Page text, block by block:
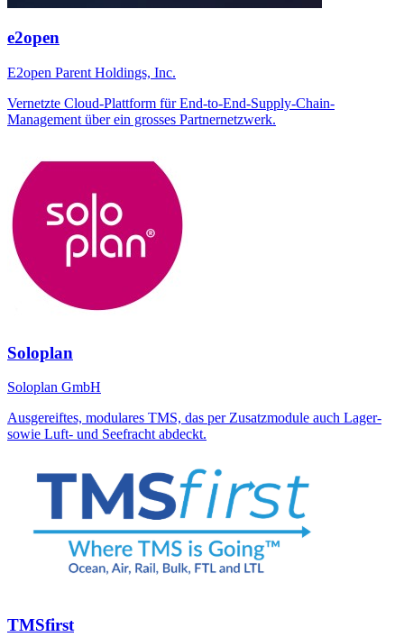
e2open
E2open Parent Holdings, Inc.
Vernetzte Cloud-Plattform für End-to-End-Supply-Chain-
Management über ein grosses Partnernetzwerk.
Soloplan
Soloplan GmbH
Ausgereiftes, modulares TMS, das per Zusatzmodule auch Lager-
sowie Luft- und Seefracht abdeckt.
TMSfirst